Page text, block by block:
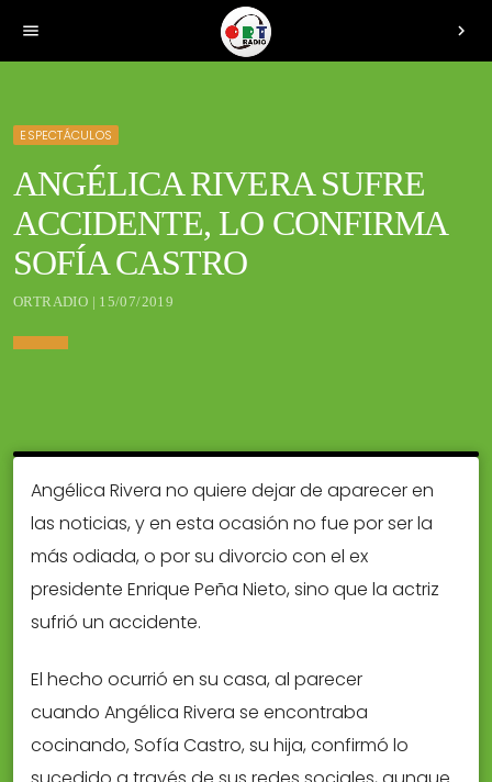
menu chevron_right
ESPECTÁCULOS
ANGÉLICA RIVERA SUFRE
ACCIDENTE, LO CONFIRMA
SOFÍA CASTRO
ORTRADIO | 15/07/2019
Angélica Rivera no quiere dejar de aparecer en
las noticias, y en esta ocasión no fue por ser la
más odiada, o por su divorcio con el ex
presidente Enrique Peña Nieto, sino que la actriz
sufrió un accidente.
El hecho ocurrió en su casa, al parecer
cuando Angélica Rivera se encontraba
cocinando, Sofía Castro, su hija, confirmó lo